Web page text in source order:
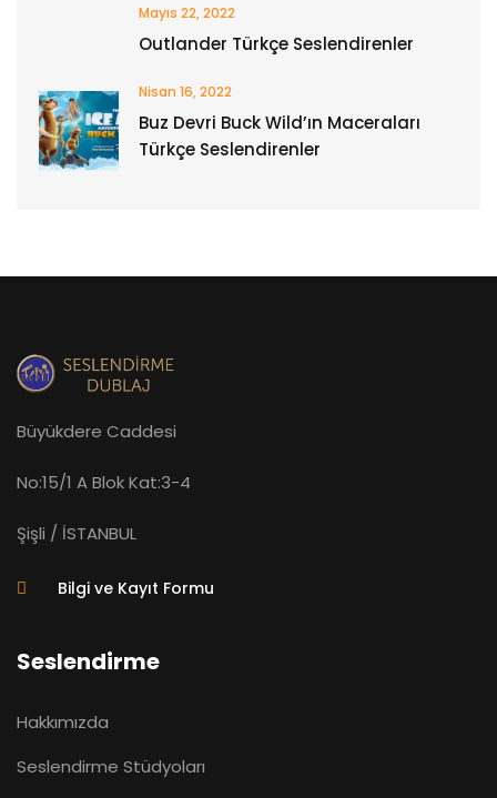
Mayıs 22, 2022
Outlander Türkçe Seslendirenler
Nisan 16, 2022
Buz Devri Buck Wild’ın Maceraları
Türkçe Seslendirenler
Büyükdere Caddesi
No:15/1 A Blok Kat:3-4
Şişli / İSTANBUL
Bilgi ve Kayıt Formu
Seslendirme
Hakkımızda
Seslendirme Stüdyoları